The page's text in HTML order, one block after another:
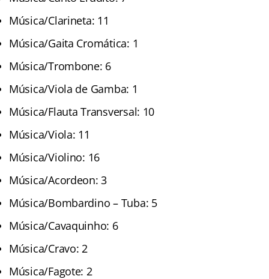
Música/Clarineta: 11
Música/Gaita Cromática: 1
Música/Trombone: 6
Música/Viola de Gamba: 1
Música/Flauta Transversal: 10
Música/Viola: 11
Música/Violino: 16
Música/Acordeon: 3
Música/Bombardino – Tuba: 5
Música/Cavaquinho: 6
Música/Cravo: 2
Música/Fagote: 2